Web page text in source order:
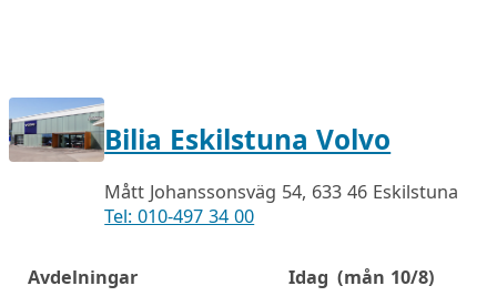
Bilia Eskilstuna Volvo
Mått Johanssonsväg 54, 633 46 Eskilstuna
Tel: 010-497 34 00
Avdelningar Idag (mån 10/8)